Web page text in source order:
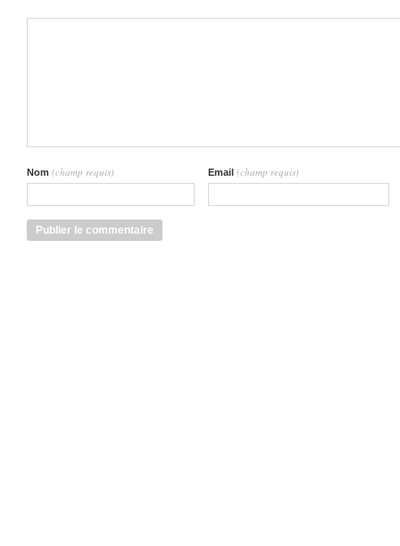
Nom (champ requis) Email (champ requis)